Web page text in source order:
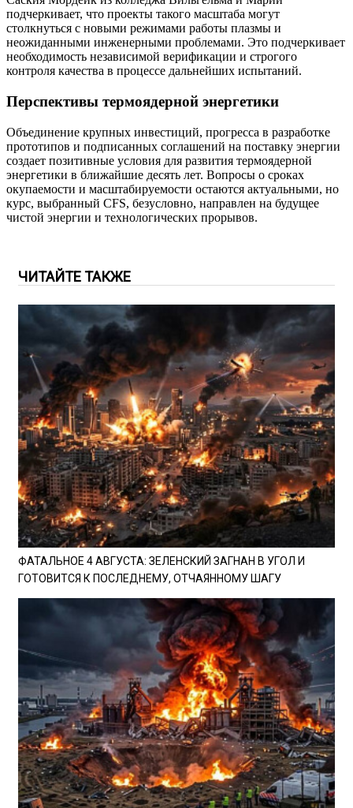
подчеркивает, что проекты такого масштаба могут
столкнуться с новыми режимами работы плазмы и
неожиданными инженерными проблемами. Это подчеркивает
необходимость независимой верификации и строгого
контроля качества в процессе дальнейших испытаний.
Перспективы термоядерной энергетики
Объединение крупных инвестиций, прогресса в разработке
прототипов и подписанных соглашений на поставку энергии
создает позитивные условия для развития термоядерной
энергетики в ближайшие десять лет. Вопросы о сроках
окупаемости и масштабируемости остаются актуальными, но
курс, выбранный CFS, безусловно, направлен на будущее
чистой энергии и технологических прорывов.
ЧИТАЙТЕ ТАКЖЕ
ФАТАЛЬНОЕ 4 АВГУСТА: ЗЕЛЕНСКИЙ ЗАГНАН В УГОЛ И
ГОТОВИТСЯ К ПОСЛЕДНЕМУ, ОТЧАЯННОМУ ШАГУ